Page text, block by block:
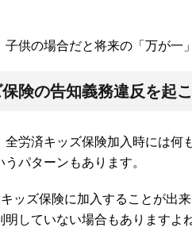
供の場合だと将来の「万が一
険の告知義務違反を起
全労済キッズ保険加入時には何
パターンもあります。
ッズ保険に加入することが出
明していない場合もありますよ